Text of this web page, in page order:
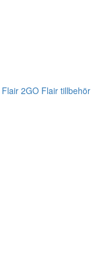
Flair 2GO Flair tillbehör